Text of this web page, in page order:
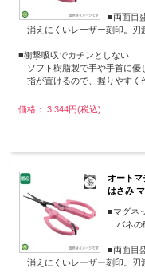
■両面目
消えにくいレーザー刻印。刃
■衝撃吸収でカチンとしない
ソフト樹脂製で手や手首に優
指が置けるので、握りやすく
価格： 3,344円(税込)
オート
はさみ
■マグネ
バネの
■両面目
消えにくいレーザー刻印。刃